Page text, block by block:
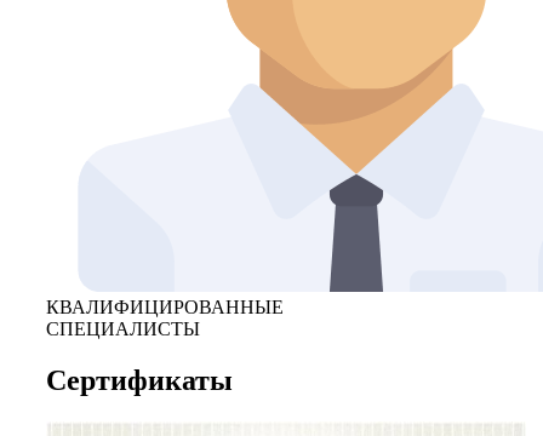
КВАЛИФИЦИРОВАННЫЕ
СПЕЦИАЛИСТЫ
Сертификаты